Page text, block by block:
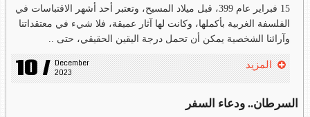
15 فبراير عام 399، قبل ميلاد المسيح، وتعتبر أحد أشهر الاقتباسات في
الفلسفة الغربية بأكملها، وكانت لها آثار عميقة، فلا شيء في معتقداتنا
وآرائنا الشخصية يمكن أن تحمل درجة اليقين الحقيقي، حتى ..
10 / December
2023
المزيد
السرطان.. ودعاء السفر